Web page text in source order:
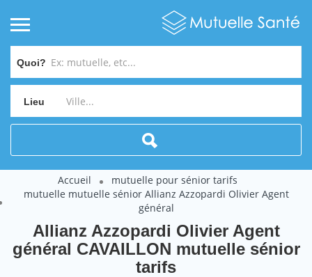
Quoi?
Lieu
Accueil
mutuelle pour sénior tarifs
mutuelle mutuelle sénior Allianz Azzopardi Olivier Agent
général
Allianz Azzopardi Olivier Agent
général CAVAILLON mutuelle sénior
tarifs